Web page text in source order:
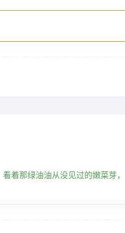
着那绿油油从没见过的嫩菜